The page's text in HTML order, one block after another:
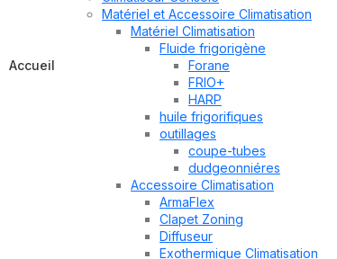
Accueil
Matériel et Accessoire Climatisation
Matériel Climatisation
Fluide frigorigène
Forane
FRIO+
HARP
huile frigorifiques
outillages
coupe-tubes
dudgeonniéres
Accessoire Climatisation
ArmaFlex
Clapet Zoning
Diffuseur
Exothermique Climatisation